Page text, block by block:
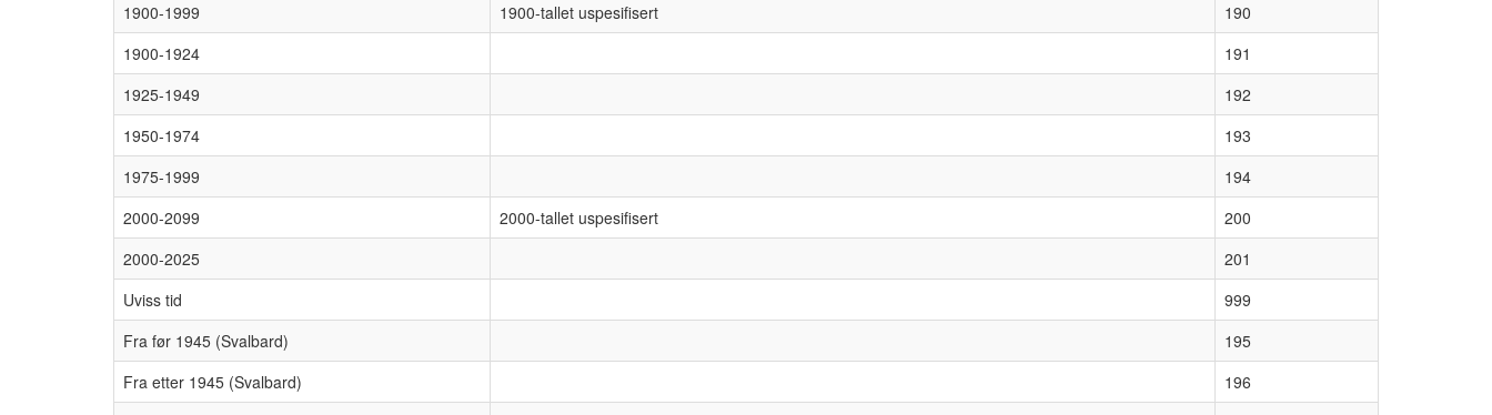
1900-1999
1900-tallet uspesifisert
190
1900-1924
191
1925-1949
192
1950-1974
193
1975-1999
194
2000-2099
2000-tallet uspesifisert
200
2000-2025
201
Uviss tid
999
Fra før 1945 (Svalbard)
195
Fra etter 1945 (Svalbard)
196